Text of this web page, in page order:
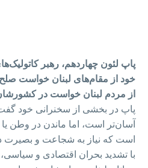
پاپ لئون چهاردهم، رهبر
خود از مقام‌های لبنان خواست صلح
از مردم لبنان خواست در کشورشان
پاپ در بخشی از سخنرانی خود
آسان‌تر است، اما ماندن در وطن
است که نیاز به شجاعت و بصیرت
با تشدید بحران‌ اقتصادی و